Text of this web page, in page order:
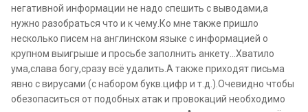
негативной информации не надо спешить с выводами,а
нужно разобраться что и к чему.Ко мне также пришло
несколько писем на англинском языке с информацией о
крупном выигрыше и просьбе заполнить анкету...Хватило
ума,слава богу,сразу всё удалить.А также приходят письма
явно с вирусами (с набором букв.цифр и т.д.).Очевидно чтобы
обезопаситься от подобных атак и провокаций необходимо